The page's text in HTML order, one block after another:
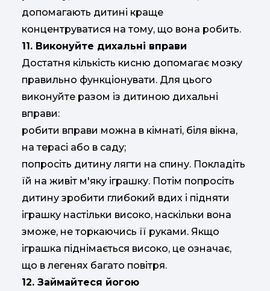
допомагають дитині краще
концентруватися на тому, що вона робить.
11. Виконуйте дихальні вправи
Достатня кількість кисню допомагає мозку
правильно функціонувати. Для цього
виконуйте разом із дитиною дихальні
вправи:
робити вправи можна в кімнаті, біля вікна,
на терасі або в саду;
попросіть дитину лягти на спину. Покладіть
їй на живіт м'яку іграшку. Потім попросіть
дитину зробити глибокий вдих і підняти
іграшку настільки високо, наскільки вона
зможе, не торкаючись її руками. Якщо
іграшка піднімається високо, це означає,
що в легенях багато повітря.
12. Займайтеся йогою